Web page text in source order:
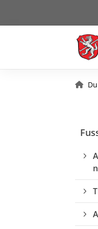
n